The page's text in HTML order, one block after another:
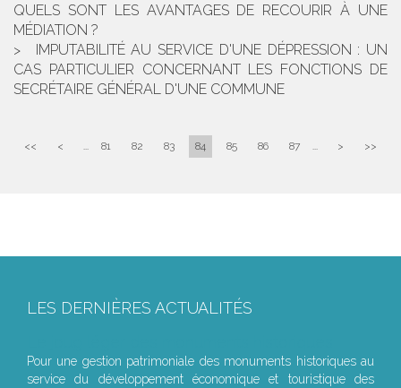
QUELS SONT LES AVANTAGES DE RECOURIR À UNE
MÉDIATION ?
IMPUTABILITÉ AU SERVICE D'UNE DÉPRESSION : UN
CAS PARTICULIER CONCERNANT LES FONCTIONS DE
SECRÉTAIRE GÉNÉRAL D'UNE COMMUNE
<< < ... 81 82 83 84 85 86 87 ... > >>
LES DERNIÈRES ACTUALITÉS
Pour une gestion patrimoniale des monuments historiques au
service du développement économique et touristique des